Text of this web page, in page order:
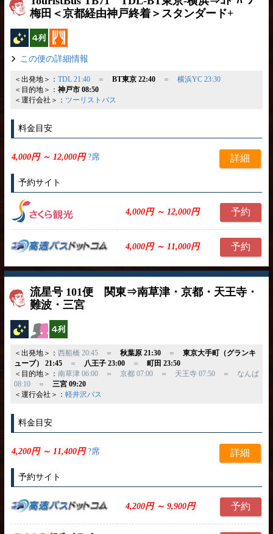
梅田＜京都経由神戸終着＞スタンダード+
夜行バス
横4列
この便の詳細情報
＜出発地＞： TDL 21:40＝ BT東京 22:40＝ 横浜YC 23:30
＜目的地＞： 神戸市 08:50
＜運行会社＞： ツーリストバス
料金目安
4,000円 ～ 12,000円?席 詳細
予約サイト
4,000円 ～ 12,000円 予約
4,000円 ～ 11,000円 予約
流星号 101便 関東⇒南草津・京都・天王寺・
難波・三宮
夜行バス女性安心
＜出発地＞： 西船橋 20:45 ＝ 秋葉原 21:30＝ 東京大手町（グランキ
ューブ） 21:45＝ 八王子 23:00＝ 町田 23:50
＜目的地＞： 南草津 06:00 ＝ 京都 07:00 ＝ 天王寺 07:50 ＝ なんば
08:10 ＝ 三宮 09:20
＜運行会社＞： 軽井沢バス
料金目安
4,200円 ～ 11,400円?席 詳細
予約サイト
4,200円 ～ 9,900円 予約